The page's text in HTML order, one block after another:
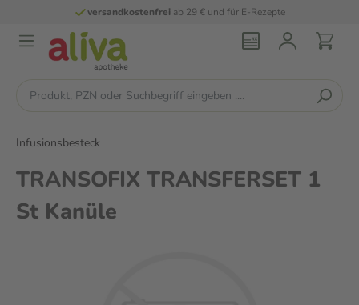
versandkostenfreiab 29 € und für E-Rezepte
Infusionsbesteck
TRANSOFIX TRANSFERSET 1
St Kanüle